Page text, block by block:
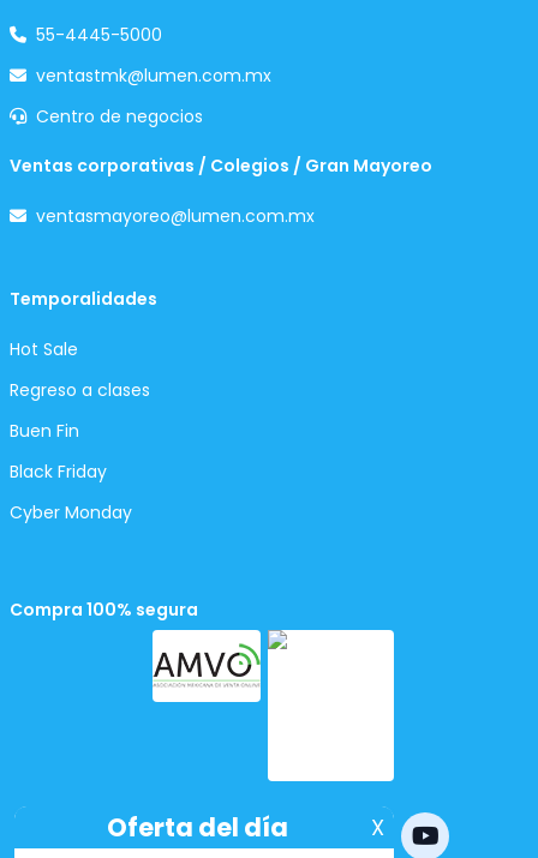
55-4445-5000
ventastmk@lumen.com.mx
Centro de negocios
Ventas corporativas / Colegios / Gran Mayoreo
ventasmayoreo@lumen.com.mx
Temporalidades
Hot Sale
Regreso a clases
Buen Fin
Black Friday
Cyber Monday
Compra 100% segura